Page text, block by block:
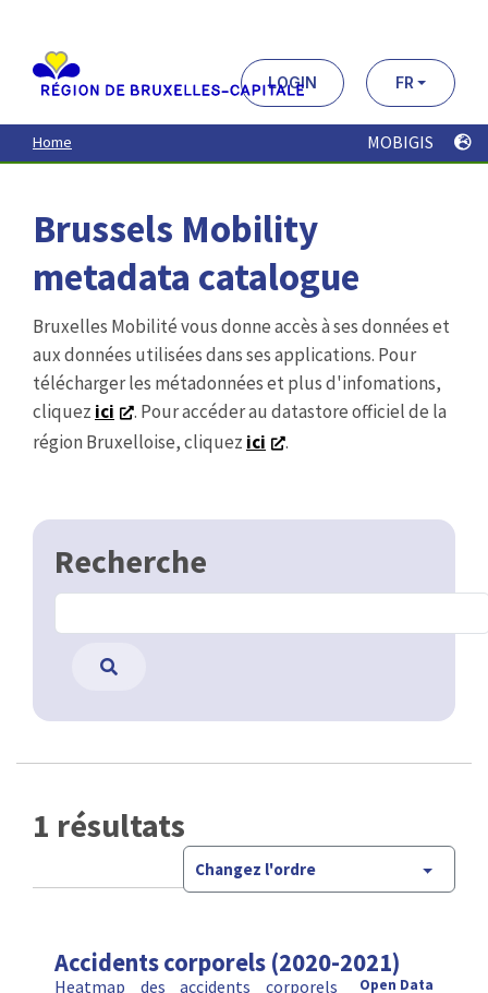
contenu
principal
LOGIN FR
Home MOBIGIS
Brussels Mobility
metadata catalogue
Bruxelles Mobilité vous donne accès à ses données et
aux données utilisées dans ses applications. Pour
télécharger les métadonnées et plus d'infomations,
cliquez ici
. Pour accéder au datastore officiel de la
région Bruxelloise, cliquez ici .
Recherche
1 résultats
Changez l'ordre
Accidents corporels (2020-2021)
Open Data
Heatmap des accidents corporels